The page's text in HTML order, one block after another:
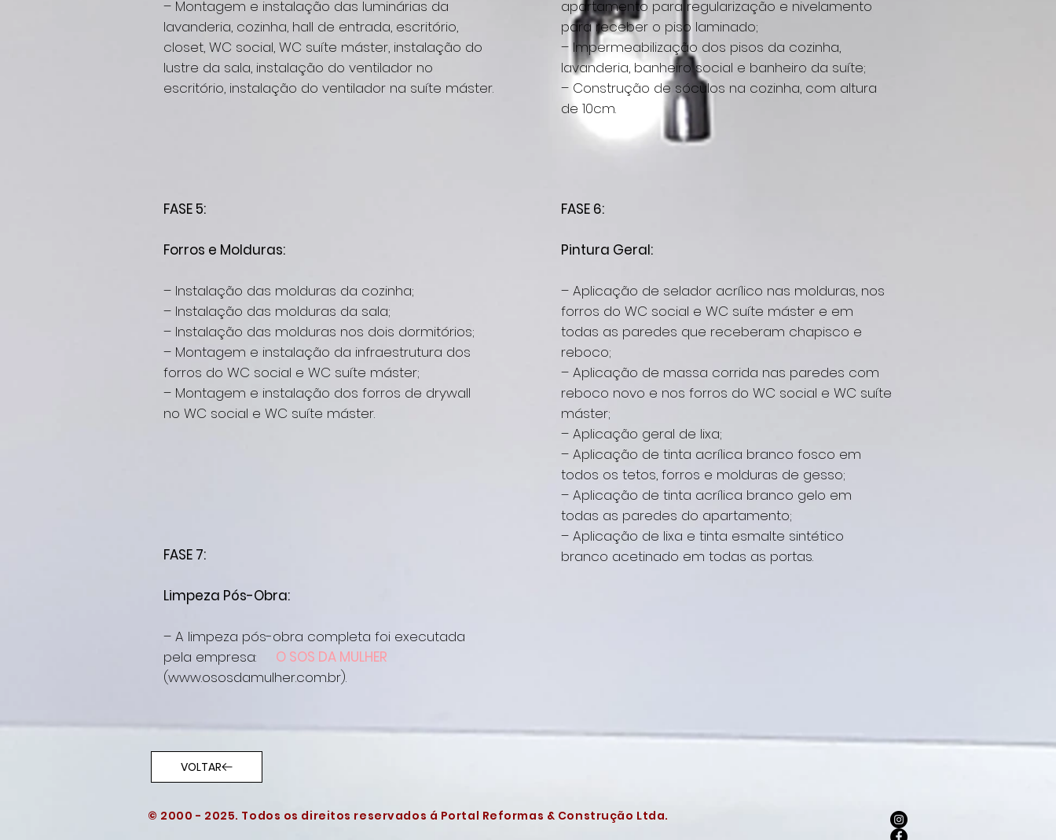
– Montagem e instalação das luminárias da
lavanderia, cozinha, hall de entrada, escritório,
closet, WC social, WC suíte máster, instalação do
lustre da sala, instalação do ventilador no
escritório, instalação do ventilador na suíte máster.
apartamento para regularização e nivelamento
para receber o piso laminado;
– Impermeabilização dos pisos da cozinha,
lavanderia, banheiro social e banheiro da suíte;
– Construção de sóculos na cozinha, com altura
de 10cm.
FASE 5:
Forros e Molduras:
– Instalação das molduras da cozinha;
– Instalação das molduras da sala;
– Instalação das molduras nos dois dormitórios;
– Montagem e instalação da infraestrutura dos
forros do WC social e WC suíte máster;
– Montagem e instalação dos forros de drywall
no WC social e WC suíte máster.
FASE 7:
Limpeza Pós-Obra:
– A limpeza pós-obra completa foi executada
pela empresa:
O SOS DA MULHER
(www.ososdamulher.com.br).
FASE 6:
Pintura Geral:
– Aplicação de selador acrílico nas molduras, nos
forros do WC social e WC suíte máster e em
todas as paredes que receberam chapisco e
reboco;
– Aplicação de massa corrida nas paredes com
reboco novo e nos forros do WC social e WC suíte
máster;
– Aplicação geral de lixa;
– Aplicação de tinta acrílica branco fosco em
todos os tetos, forros e molduras de gesso;
– Aplicação de tinta acrílica branco gelo em
todas as paredes do apartamento;
– Aplicação de lixa e tinta esmalte sintético
branco acetinado em todas as portas.
VOLTAR
© 2000 - 2025. Todos os direitos reservados á Portal Reformas & Construção Ltda.